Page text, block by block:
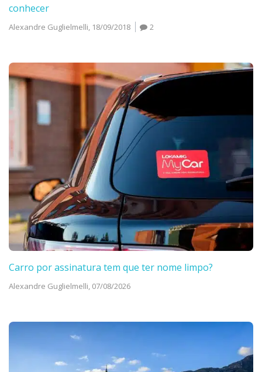
conhecer
Alexandre Guglielmelli, 18/09/2018 2
Carro por assinatura tem que ter nome limpo?
Alexandre Guglielmelli, 07/08/2026